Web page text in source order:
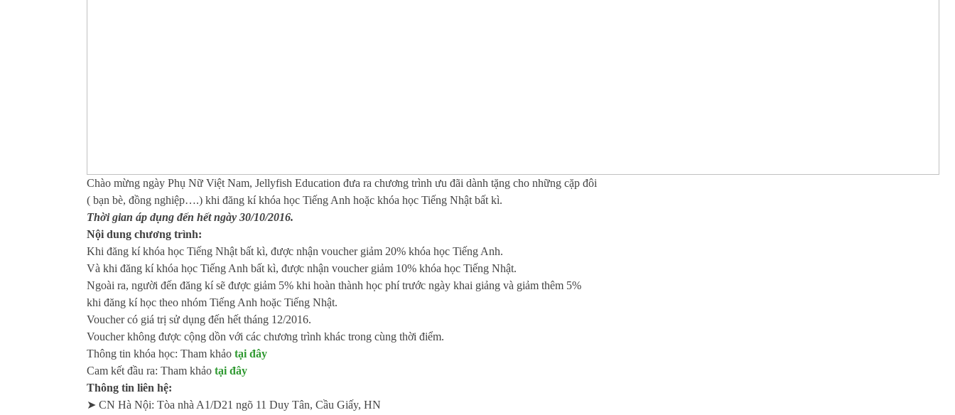
Chào mừng ngày Phụ Nữ Việt Nam, Jellyfish Education đưa ra chương trình ưu đãi dành tặng cho những cặp đôi
( bạn bè, đồng nghiệp….) khi đăng kí khóa học Tiếng Anh hoặc khóa học Tiếng Nhật bất kì.
Thời gian áp dụng đến hết ngày 30/10/2016.
Nội dung chương trình:
Khi đăng kí khóa học Tiếng Nhật bất kì, được nhận voucher giảm 20% khóa học Tiếng Anh.
Và khi đăng kí khóa học Tiếng Anh bất kì, được nhận voucher giảm 10% khóa học Tiếng Nhật.
Ngoài ra, người đến đăng kí sẽ được giảm 5% khi hoàn thành học phí trước ngày khai giảng và giảm thêm 5%
khi đăng kí học theo nhóm Tiếng Anh hoặc Tiếng Nhật.
Voucher có giá trị sử dụng đến hết tháng 12/2016.
Voucher không được cộng dồn với các chương trình khác trong cùng thời điểm.
Thông tin khóa học: Tham khảo tại đây
Cam kết đầu ra: Tham khảo tại đây
Thông tin liên hệ:
➤ CN Hà Nội: Tòa nhà A1/D21 ngõ 11 Duy Tân, Cầu Giấy, HN